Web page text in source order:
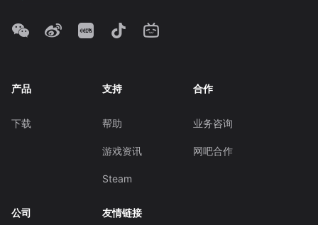
产品
下载
支持
帮助
游戏资讯
Steam
合作
业务咨询
网吧合作
公司 友情链接